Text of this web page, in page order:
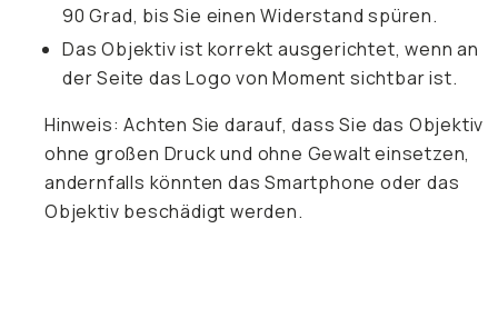
90 Grad, bis Sie einen Widerstand spüren.
Das Objektiv ist korrekt ausgerichtet, wenn an
der Seite das Logo von Moment sichtbar ist.
Hinweis: Achten Sie darauf, dass Sie das Objektiv
ohne großen Druck und ohne Gewalt einsetzen,
andernfalls könnten das Smartphone oder das
Objektiv beschädigt werden.